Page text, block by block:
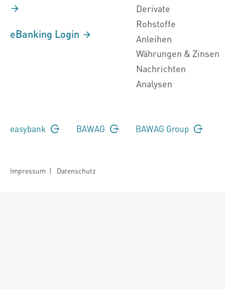
eBanking Login
Derivate
Rohstoffe
Anleihen
Währungen & Zinsen
Nachrichten
Analysen
easybank BAWAG BAWAG Group
Impressum | Datenschutz